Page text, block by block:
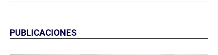
PUBLICACIONES